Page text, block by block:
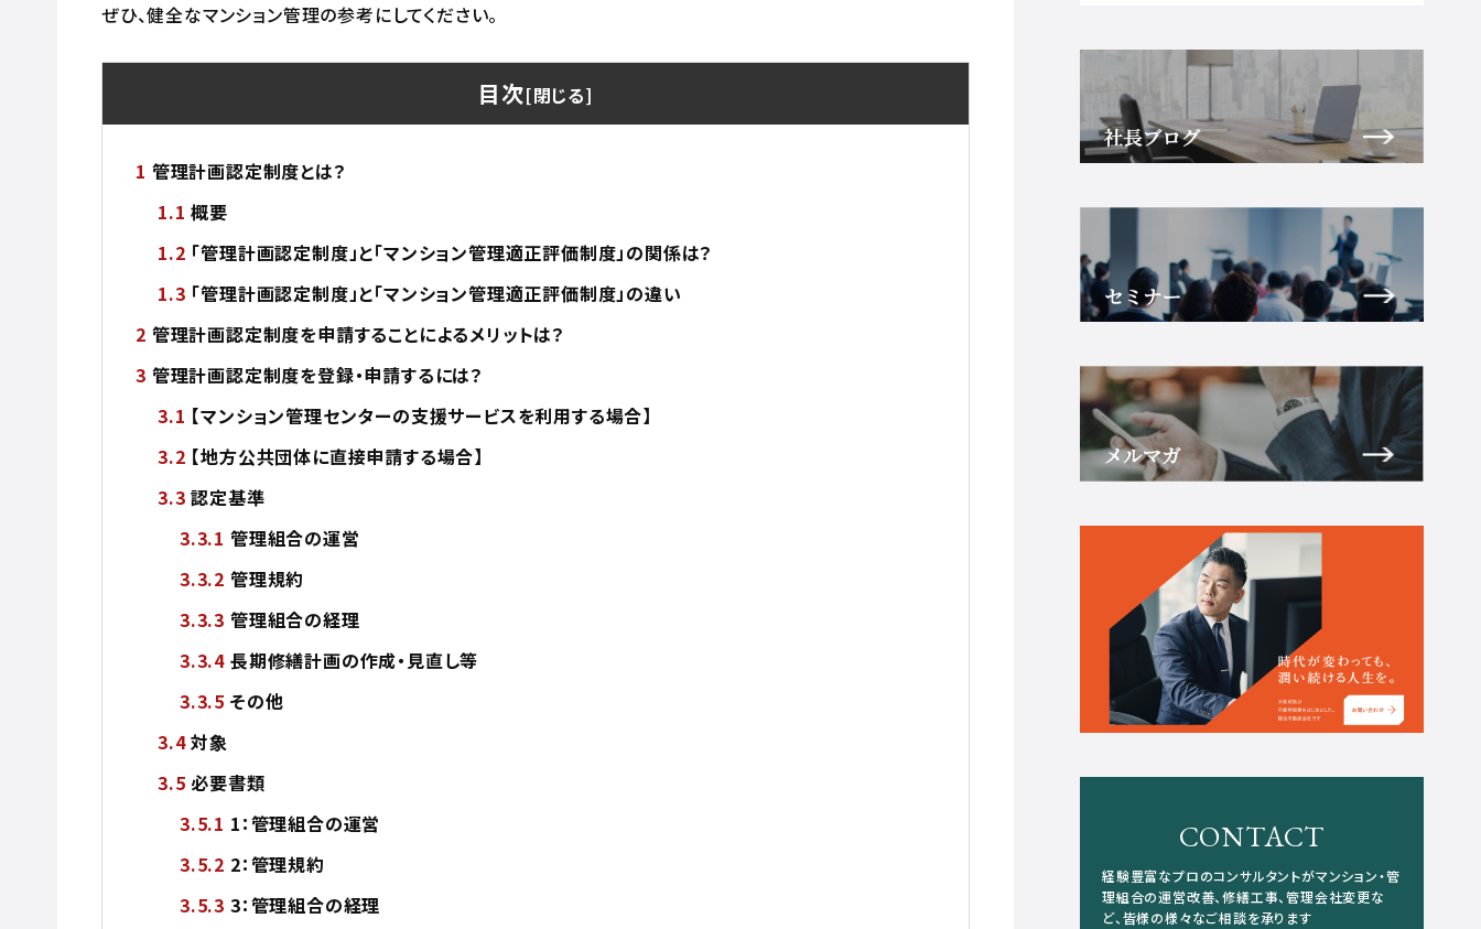
ぜひ、健全なマンション管理の参考にしてください。
目次
管理計画認定制度とは？
概要
「管理計画認定制度」と「マンション管理適正評価制度」の関係は？
「管理計画認定制度」と「マンション管理適正評価制度」の違い
管理計画認定制度を申請することによるメリットは？
管理計画認定制度を登録・申請するには？
【マンション管理センターの支援サービスを利用する場合】
【地方公共団体に直接申請する場合】
認定基準
管理組合の運営
管理規約
管理組合の経理
長期修繕計画の作成・見直し等
その他
対象
必要書類
1：管理組合の運営
2：管理規約
3：管理組合の経理
CONTACT
経験豊富なプロのコンサルタントがマンション・管
理組合の運営改善、修繕工事、管理会社変更な
ど、皆様の様々なご相談を承ります